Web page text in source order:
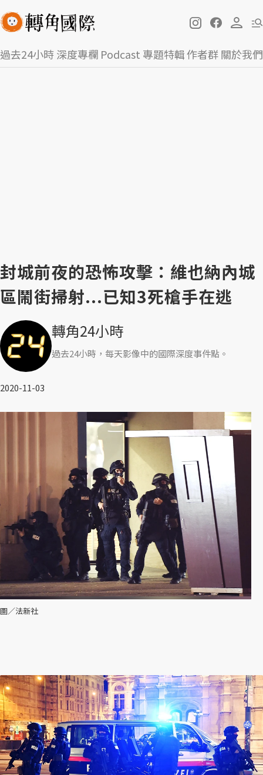
過去24小時深度專欄 Podcast 專題特輯作者群關於我們
封城前夜的恐怖攻擊：維也納內城
區鬧街掃射...已知3死槍手在逃
轉角24小時
過去24小時，每天影像中的國際深度事件點。
2020-11-03
圖／法新社